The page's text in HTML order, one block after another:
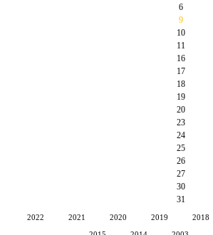
6
9
10
11
16
17
18
19
20
23
24
25
26
27
30
31
2022 2021 2020 2019 2018